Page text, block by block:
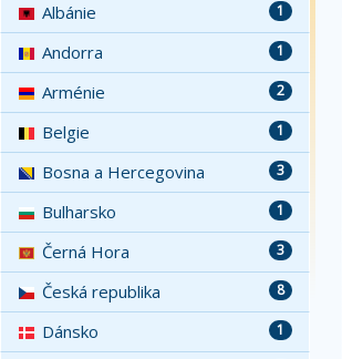
1
Albánie
1
Andorra
2
Arménie
1
Belgie
3
Bosna a Hercegovina
1
Bulharsko
3
Černá Hora
8
Česká republika
1
Dánsko